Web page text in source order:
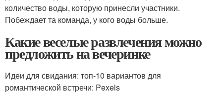
количество воды, которую принесли участники.
Побеждает та команда, у кого воды больше.
Какие веселые развлечения можно
предложить на вечеринке
Идеи для свидания: топ-10 вариантов для
романтической встречи: Pexels